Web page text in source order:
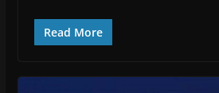
Read More